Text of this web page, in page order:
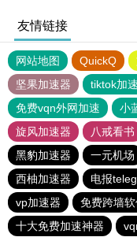
友情链接
网站地图 QuickQ
坚果加速器
tiktok加
免费vqn外网加速
小
旋风加速器
八戒看书
黑豹加速器
一元机场
西柚加速器
电报
vp加速器
免费跨墙
十大免费加速神器